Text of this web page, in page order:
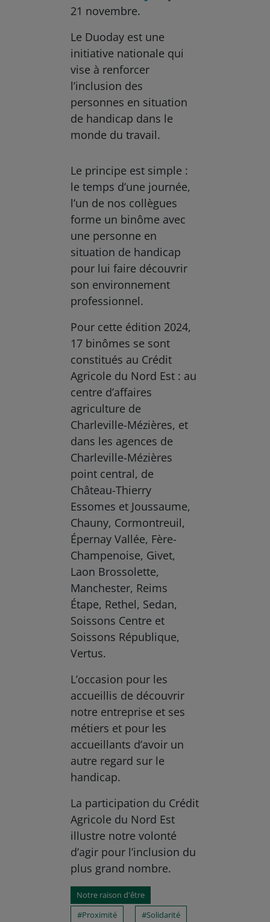
21 novembre.
Le Duoday est une
initiative nationale qui
vise à renforcer
l’inclusion des
personnes en situation
de handicap dans le
monde du travail.
Le principe est simple :
le temps d’une journée,
l’un de nos collègues
forme un binôme avec
une personne en
situation de handicap
pour lui faire découvrir
son environnement
professionnel.
Pour cette édition 2024,
17 binômes se sont
constitués au Crédit
Agricole du Nord Est : au
centre d’affaires
agriculture de
Charleville-Mézières, et
dans les agences de
Charleville-Mézières
point central, de
Château-Thierry
Essomes et Joussaume,
Chauny, Cormontreuil,
Épernay Vallée, Fère-
Champenoise, Givet,
Laon Brossolette,
Manchester, Reims
Étape, Rethel, Sedan,
Soissons Centre et
Soissons République,
Vertus.
L’occasion pour les
accueillis de découvrir
notre entreprise et ses
métiers et pour les
accueillants d’avoir un
autre regard sur le
handicap.
La participation du Crédit
Agricole du Nord Est
illustre notre volonté
d’agir pour l’inclusion du
plus grand nombre.
Notre raison d'être
Proximité
Solidarité